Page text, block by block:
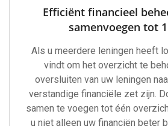
Efficiënt financieel
samenvoegen tot
Als u meerdere leningen heeft
vindt om het overzicht te
oversluiten van uw leningen
verstandige financiële zet zijn.
samen te voegen tot één
u niet alleen uw financiën beter